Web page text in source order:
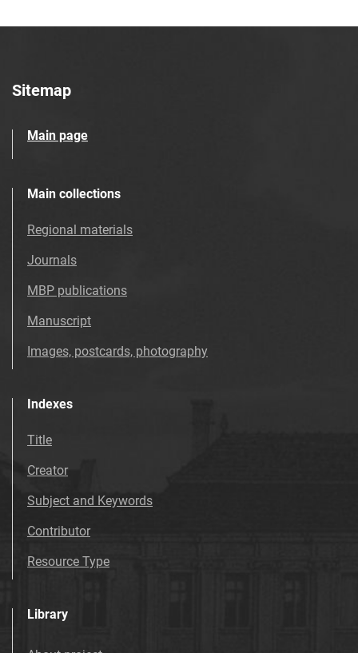
Tarnowskie Azoty : tygodnik. 1998, nr
31
Tarnowskie Azoty : tygodnik. 1998, nr
Tarnowskie Azoty : tygodnik. 1998, nr
36
Tarnowskie Azoty : tygodnik. 1998, nr
Tarnowskie Azoty : tygodnik. 1998, nr
Tarnowskie Azoty : tygodnik. 1998, nr
41
Tarnowskie Azoty : tygodnik. 1998, nr
Tarnowskie Azoty : tygodnik. 1998, nr
Sitemap
Main page
Main collections
Regional materials
Journals
MBP publications
Manuscript
Images, postcards, photography
Indexes
Title
Creator
Subject and Keywords
Contributor
Resource Type
Library